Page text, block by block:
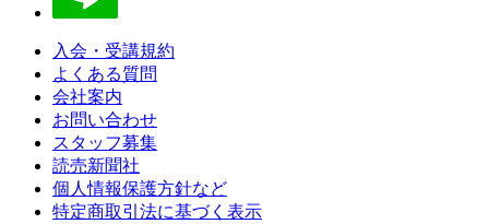
入会・受講規約
よくある質問
会社案内
お問い合わせ
スタッフ募集
読売新聞社
個人情報保護方針など
特定商取引法に基づく表示